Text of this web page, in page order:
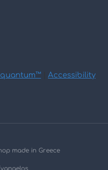
Accessibility
made in Greece